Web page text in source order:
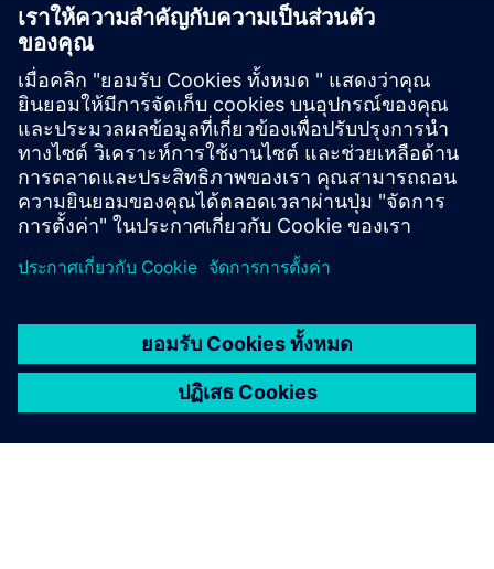
HALØ – Operational AI
Orchestrator
Turn operational data into coordinated action. HALØ
connects live data, workflows, approvals, and enterprise
systems into one auditable AI command layer.
เรียนรู้เพิ่มเติม